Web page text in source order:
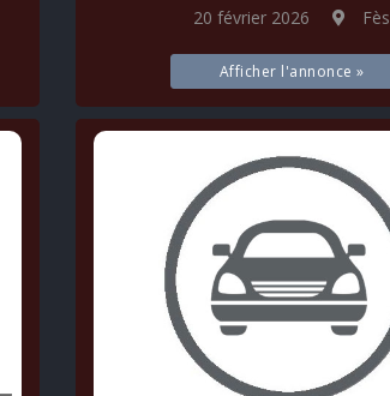
20 février 2026 Fès
Afficher l'annonce »